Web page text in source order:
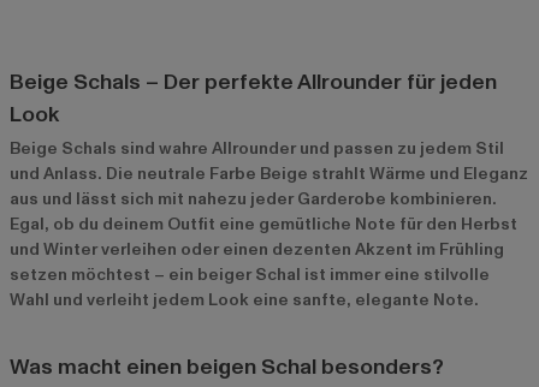
Beige Schals – Der perfekte Allrounder für jeden
Look
Beige Schals sind wahre Allrounder und passen zu jedem Stil
und Anlass. Die neutrale Farbe Beige strahlt Wärme und Eleganz
aus und lässt sich mit nahezu jeder Garderobe kombinieren.
Egal, ob du deinem Outfit eine gemütliche Note für den Herbst
und Winter verleihen oder einen dezenten Akzent im Frühling
setzen möchtest – ein beiger Schal ist immer eine stilvolle
Wahl und verleiht jedem Look eine sanfte, elegante Note.
Was macht einen beigen Schal besonders?